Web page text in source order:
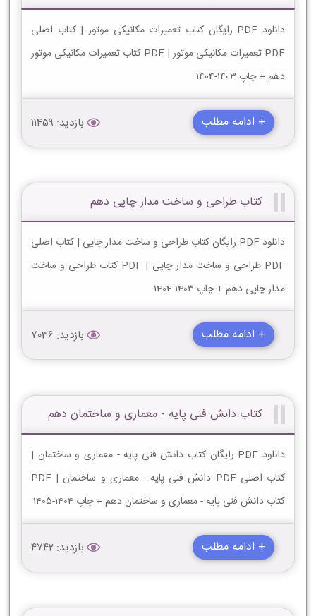
دانلود PDF رایگان کتاب تعمیرات مکانیکی موتور | کتاب اصلی
PDF تعمیرات مکانیکی موتور | PDF کتاب تعمیرات مکانیکی موتور
دهم + چاپ 1403-1404
+ ادامه مطلب بازدید: 11459
کتاب طراحی و ساخت مدار چاپی دهم
دانلود PDF رایگان کتاب طراحی و ساخت مدار چاپی | کتاب اصلی
PDF طراحی و ساخت مدار چاپی | PDF کتاب طراحی و ساخت
مدار چاپی دهم + چاپ 1403-1404
+ ادامه مطلب بازدید: 7036
کتاب دانش فنی پایه - معماری و ساختمان دهم
دانلود PDF رایگان کتاب دانش فنی پایه - معماری و ساختمان |
کتاب اصلی PDF دانش فنی پایه - معماری و ساختمان | PDF
کتاب دانش فنی پایه - معماری و ساختمان دهم + چاپ 1404-1405
+ ادامه مطلب بازدید: 4742